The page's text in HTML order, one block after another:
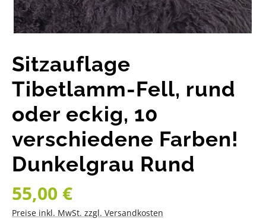
Sitzauflage
Tibetlamm-Fell, rund
oder eckig, 10
verschiedene Farben!
Dunkelgrau Rund
Regulärer Preis:
55,00 €
Preise inkl. MwSt. zzgl. Versandkosten